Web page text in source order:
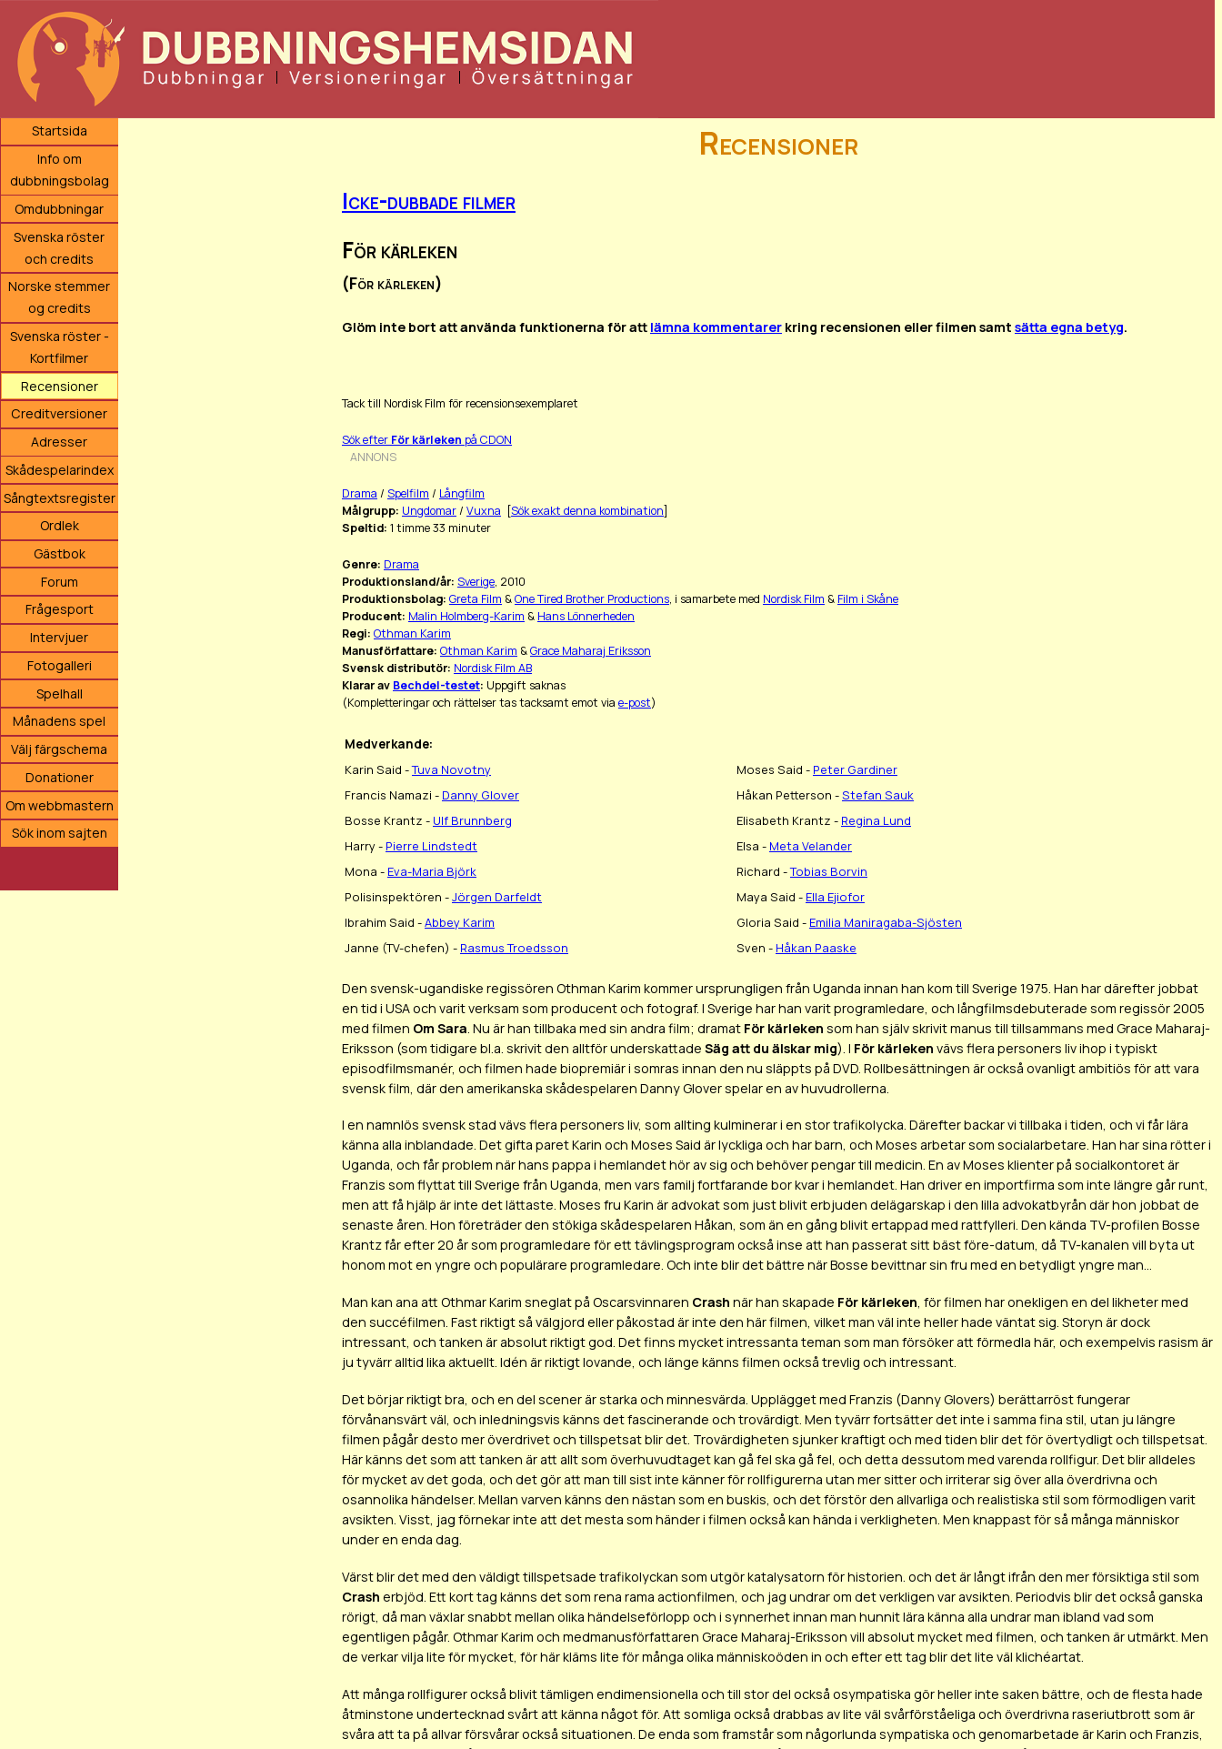
Startsida
Info om
dubbningsbolag
Omdubbningar
Svenska röster
och credits
Norske stemmer
og credits
Svenska röster -
Kortfilmer
Recensioner
Creditversioner
Adresser
Skådespelarindex
Sångtextsregister
Ordlek
Gästbok
Forum
Frågesport
Intervjuer
Fotogalleri
Spelhall
Månadens spel
Välj färgschema
Donationer
Om webbmastern
Sök inom sajten
Recensioner
Icke-dubbade filmer
För kärleken
(För kärleken)
Glöm inte bort att använda funktionerna för att lämna kommentarer kring recensionen eller filmen samt sätta egna betyg.
Tack till Nordisk Film för recensionsexemplaret
Sök efter För kärleken på CDON
ANNONS
Drama / Spelfilm / Långfilm
Målgrupp: Ungdomar/ Vuxna [Sök exakt denna kombination]
Speltid: 1 timme 33 minuter
Genre: Drama
Produktionsland/år: Sverige, 2010
Produktionsbolag: Greta Film &One Tired Brother Productions, i samarbete med Nordisk Film & Film i Skåne
Producent: Malin Holmberg-Karim & Hans Lönnerheden
Regi: Othman Karim
Manusförfattare: Othman Karim &Grace Maharaj Eriksson
Svensk distributör: Nordisk Film AB
Klarar av Bechdel-testet: Uppgift saknas
(Kompletteringar och rättelser tas tacksamt emot via e-post)
Medverkande:
Karin Said -Tuva Novotny Moses Said - Peter Gardiner
Francis Namazi - Danny Glover Håkan Petterson -Stefan Sauk
Bosse Krantz - Ulf Brunnberg Elisabeth Krantz - Regina Lund
Harry - Pierre Lindstedt Elsa - Meta Velander
Mona - Eva-Maria Björk Richard -Tobias Borvin
Polisinspektören -Jörgen Darfeldt Maya Said - Ella Ejiofor
Ibrahim Said -Abbey Karim Gloria Said - Emilia Maniragaba-Sjösten
Janne (TV-chefen) - Rasmus Troedsson Sven - Håkan Paaske
Den svensk-ugandiske regissören Othman Karim kommer ursprungligen från Uganda innan han kom till Sverige 1975. Han har därefter jobbat
en tid i USA och varit verksam som producent och fotograf. I Sverige har han varit programledare, och långfilmsdebuterade som regissör 2005
med filmen Om Sara . Nu är han tillbaka med sin andra film; dramat För kärleken som han själv skrivit manus till tillsammans med Grace Maharaj-
Eriksson (som tidigare bl.a. skrivit den alltför underskattade Säg att du älskar mig). I För kärleken vävs flera personers liv ihop i typiskt
episodfilmsmanér, och filmen hade biopremiär i somras innan den nu släppts på DVD. Rollbesättningen är också ovanligt ambitiös för att vara
svensk film, där den amerikanska skådespelaren Danny Glover spelar en av huvudrollerna.
I en namnlös svensk stad vävs flera personers liv, som allting kulminerar i en stor trafikolycka. Därefter backar vi tillbaka i tiden, och vi får lära
känna alla inblandade. Det gifta paret Karin och Moses Said är lyckliga och har barn, och Moses arbetar som socialarbetare. Han har sina rötter i
Uganda, och får problem när hans pappa i hemlandet hör av sig och behöver pengar till medicin. En av Moses klienter på socialkontoret är
Franzis som flyttat till Sverige från Uganda, men vars familj fortfarande bor kvar i hemlandet. Han driver en importfirma som inte längre går runt,
men att få hjälp är inte det lättaste. Moses fru Karin är advokat som just blivit erbjuden delägarskap i den lilla advokatbyrån där hon jobbat de
senaste åren. Hon företräder den stökiga skådespelaren Håkan, som än en gång blivit ertappad med rattfylleri. Den kända TV-profilen Bosse
Krantz får efter 20 år som programledare för ett tävlingsprogram också inse att han passerat sitt bäst före-datum, då TV-kanalen vill byta ut
honom mot en yngre och populärare programledare. Och inte blir det bättre när Bosse bevittnar sin fru med en betydligt yngre man...
Man kan ana att Othmar Karim sneglat på Oscarsvinnaren Crash när han skapade För kärleken, för filmen har onekligen en del likheter med
den succéfilmen. Fast riktigt så välgjord eller påkostad är inte den här filmen, vilket man väl inte heller hade väntat sig. Storyn är dock
intressant, och tanken är absolut riktigt god. Det finns mycket intressanta teman som man försöker att förmedla här, och exempelvis rasism är
ju tyvärr alltid lika aktuellt. Idén är riktigt lovande, och länge känns filmen också trevlig och intressant.
Det börjar riktigt bra, och en del scener är starka och minnesvärda. Upplägget med Franzis (Danny Glovers) berättarröst fungerar
förvånansvärt väl, och inledningsvis känns det fascinerande och trovärdigt. Men tyvärr fortsätter det inte i samma fina stil, utan ju längre
filmen pågår desto mer överdrivet och tillspetsat blir det. Trovärdigheten sjunker kraftigt och med tiden blir det för övertydligt och tillspetsat.
Här känns det som att tanken är att allt som överhuvudtaget kan gå fel ska gå fel, och detta dessutom med varenda rollfigur. Det blir alldeles
för mycket av det goda, och det gör att man till sist inte känner för rollfigurerna utan mer sitter och irriterar sig över alla överdrivna och
osannolika händelser. Mellan varven känns den nästan som en buskis, och det förstör den allvarliga och realistiska stil som förmodligen varit
avsikten. Visst, jag förnekar inte att det mesta som händer i filmen också kan hända i verkligheten. Men knappast för så många människor
under en enda dag.
Värst blir det med den väldigt tillspetsade trafikolyckan som utgör katalysatorn för historien. och det är långt ifrån den mer försiktiga stil som
Crash erbjöd. Ett kort tag känns det som rena rama actionfilmen, och jag undrar om det verkligen var avsikten. Periodvis blir det också ganska
rörigt, då man växlar snabbt mellan olika händelseförlopp och i synnerhet innan man hunnit lära känna alla undrar man ibland vad som
egentligen pågår. Othmar Karim och medmanusförfattaren Grace Maharaj-Eriksson vill absolut mycket med filmen, och tanken är utmärkt. Men
de verkar vilja lite för mycket, för här kläms lite för många olika människoöden in och efter ett tag blir det lite väl klichéartat.
Att många rollfigurer också blivit tämligen endimensionella och till stor del också osympatiska gör heller inte saken bättre, och de flesta hade
åtminstone undertecknad svårt att känna något för. Att somliga också drabbas av lite väl svårförståeliga och överdrivna raseriutbrott som är
svåra att ta på allvar försvårar också situationen. De enda som framstår som någorlunda sympatiska och genomarbetade är Karin och Franzis,